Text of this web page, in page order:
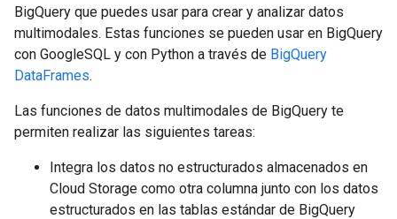
BigQuery que puedes usar para crear y analizar datos
multimodales. Estas funciones se pueden usar en BigQuery
con GoogleSQL y con Python a través de BigQuery
DataFrames.
Las funciones de datos multimodales de BigQuery te
permiten realizar las siguientes tareas:
Integra los datos no estructurados almacenados en
Cloud Storage como otra columna junto con los datos
estructurados en las tablas estándar de BigQuery